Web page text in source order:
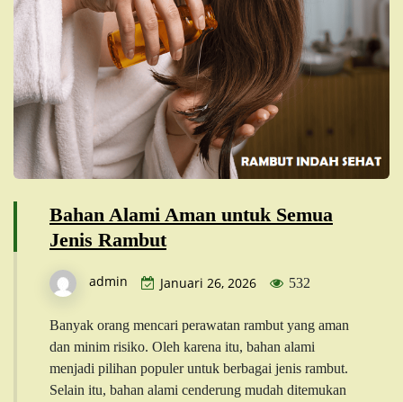
Bahan Alami Aman untuk Semua
Jenis Rambut
admin Januari 26, 2026 532
Banyak orang mencari perawatan rambut yang aman
dan minim risiko. Oleh karena itu, bahan alami
menjadi pilihan populer untuk berbagai jenis rambut.
Selain itu, bahan alami cenderung mudah ditemukan